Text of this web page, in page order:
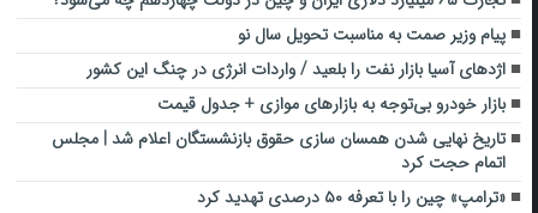
پیام وزیر صمت به مناسبت تحویل سال نو
اژدهای آسیا بازار نفت را بلعید / واردات انرژی در چنگ این کشور
بازار خودرو بی‌توجه به بازارهای موازی + جدول قیمت
تاریخ نهایی شدن همسان سازی حقوق بازنشستگان اعلام شد | مجلس
اتمام حجت کرد
«ترامپ» چین را با تعرفه ۵۰ درصدی تهدید کرد